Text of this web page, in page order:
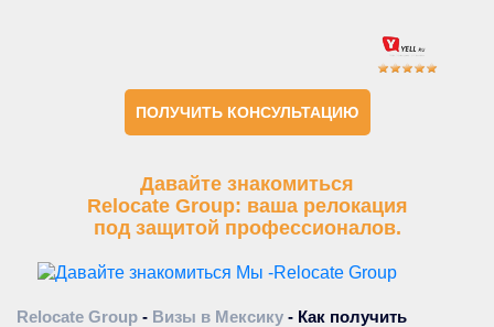
ПОЛУЧИТЬ КОНСУЛЬТАЦИЮ
Давайте знакомиться
Relocate Group: ваша релокация
под защитой профессионалов.
Relocate Group - Визы в Мексику - Как получить